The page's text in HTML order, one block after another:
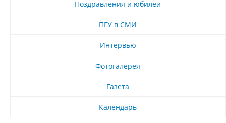
Поздравления и юбилеи
ПГУ в СМИ
Интервью
Фотогалерея
Газета
Календарь